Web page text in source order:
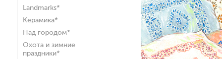
Landmarks*
Керамика*
Над городом*
Охота и зимние
праздники*